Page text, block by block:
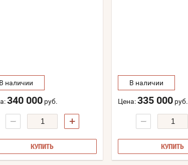
В наличии
340 000 руб.
− +
КУПИТЬ
В наличии
Цена:335 000 руб.
−
КУПИТЬ